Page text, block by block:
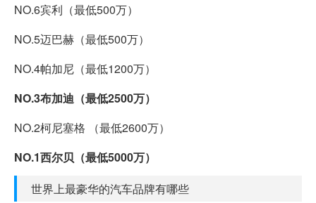
NO.6宾利（最低500万）
NO.5迈巴赫（最低500万）
NO.4帕加尼（最低1200万）
NO.3布加迪（最低2500万）
NO.2柯尼塞格 （最低2600万）
NO.1西尔贝（最低5000万）
世界上最豪华的汽车品牌有哪些